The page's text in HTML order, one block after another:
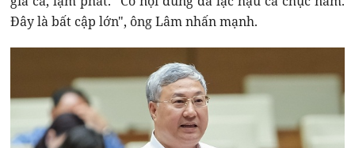
Đây là bất cập lớn", ông Lâm nhấn mạnh.